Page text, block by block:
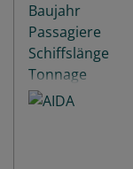
Baujahr
Passagiere
Schiffslänge
Tonnage
Decks